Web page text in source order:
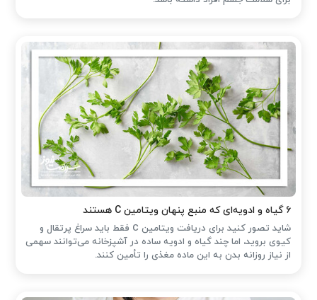
۶ گیاه و ادویه‌ای که منبع پنهان ویتامین C هستند
شاید تصور کنید برای دریافت ویتامین C فقط باید سراغ پرتقال و
کیوی بروید، اما چند گیاه و ادویه ساده در آشپزخانه می‌توانند سهمی
از نیاز روزانه بدن به این ماده مغذی را تأمین کنند.